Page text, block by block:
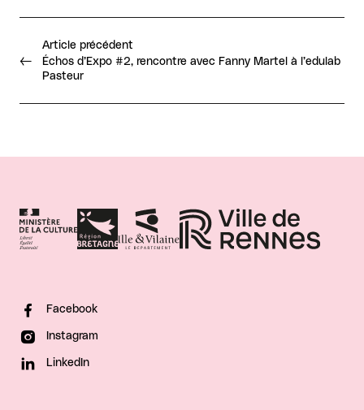
Article précédent
Échos d’Expo #2, rencontre avec Fanny Martel à l’edulab
Pasteur
Facebook
Instagram
LinkedIn